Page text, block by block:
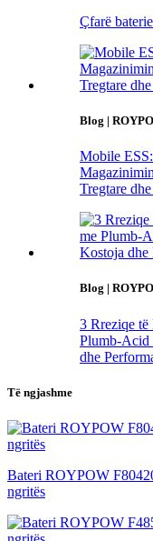
Çfarë
Blog |
Mobile
Tregtare
Blog |
3 Rreziqe
Plumb-Acid
dhe
Të ngjashme
Bateri ROYPOW
ngritës